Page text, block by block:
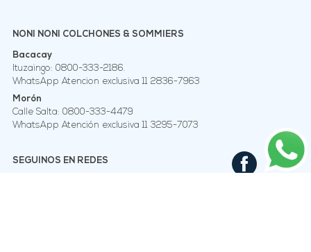
NONI NONI COLCHONES & SOMMIERS
Bacacay
Ituzaingo: 0800-333-2186.
WhatsApp Atencion exclusiva 11 2836-7963
Morón
Calle Salta: 0800-333-4479
WhatsApp Atención exclusiva 11 3295-7073
SEGUINOS EN REDES